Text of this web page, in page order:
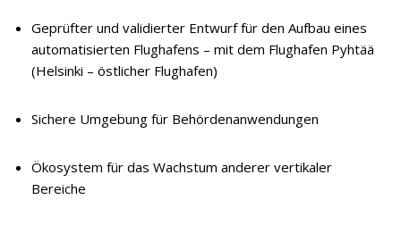
Geprüfter und validierter Entwurf für den Aufbau eines
automatisierten Flughafens – mit dem Flughafen Pyhtää
(Helsinki – östlicher Flughafen)
Sichere Umgebung für Behördenanwendungen
Ökosystem für das Wachstum anderer vertikaler
Bereiche